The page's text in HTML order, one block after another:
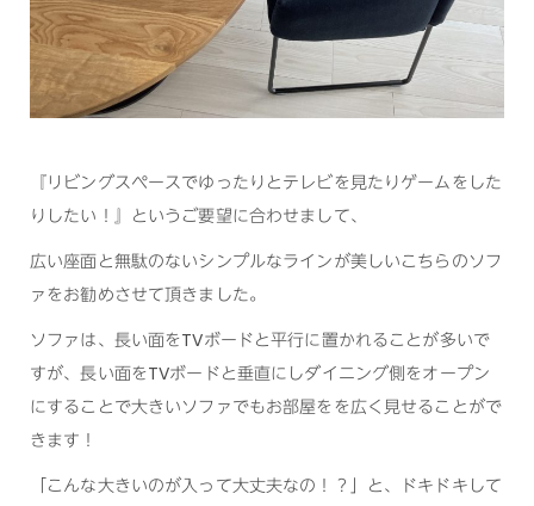
『リビングスペースでゆったりとテレビを見たりゲームをした
りしたい！』というご要望に合わせまして、
広い座面と無駄のないシンプルなラインが美しいこちらのソフ
ァをお勧めさせて頂きました。
ソファは、長い面をTVボードと平行に置かれることが多いで
すが、長い面をTVボードと垂直にしダイニング側をオープン
にすることで大きいソファでもお部屋をを広く見せることがで
きます！
「こんな大きいのが入って大丈夫なの！？」と、ドキドキして